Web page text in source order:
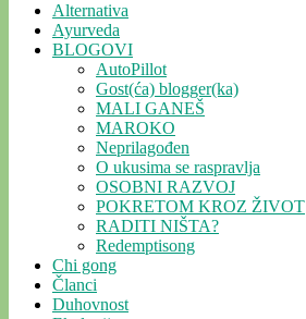
Alternativa
Ayurveda
BLOGOVI
AutoPillot
Gost(ća) blogger(ka)
MALI GANEŠ
MAROKO
Neprilagođen
O ukusima se raspravlja
OSOBNI RAZVOJ
POKRETOM KROZ ŽIVOT
RADITI NIŠTA?
Redemptisong
Chi gong
Članci
Duhovnost